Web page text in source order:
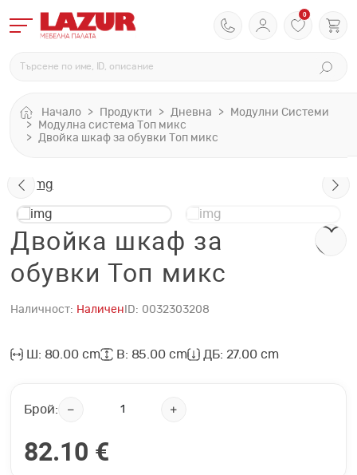
0
Начало Продукти Дневна
Модулни Системи
Модулна система Топ микс
Двойка шкаф за обувки Топ микс
Двойка шкаф за
обувки Топ микс
Наличност: Наличен ID: 0032303208
Ш: 80.00 cm В: 85.00 cm ДБ: 27.00 cm
Брой:
82.10 €